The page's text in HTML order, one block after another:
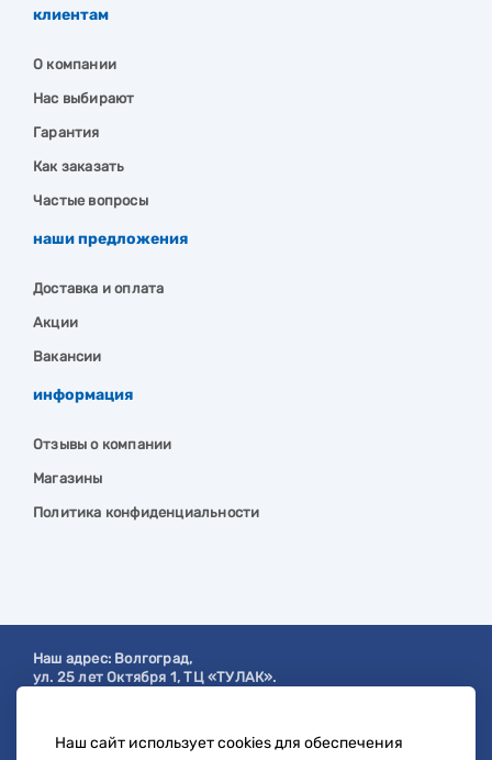
клиентам
О компании
Нас выбирают
Гарантия
Как заказать
Частые вопросы
наши предложения
Доставка и оплата
Акции
Вакансии
информация
Отзывы о компании
Магазины
Политика конфиденциальности
Наш адрес: Волгоград,
ул. 25 лет Октября 1, ТЦ «ТУЛАК».
с 9:00 до 19:00
Наш сайт использует cookies для обеспечения